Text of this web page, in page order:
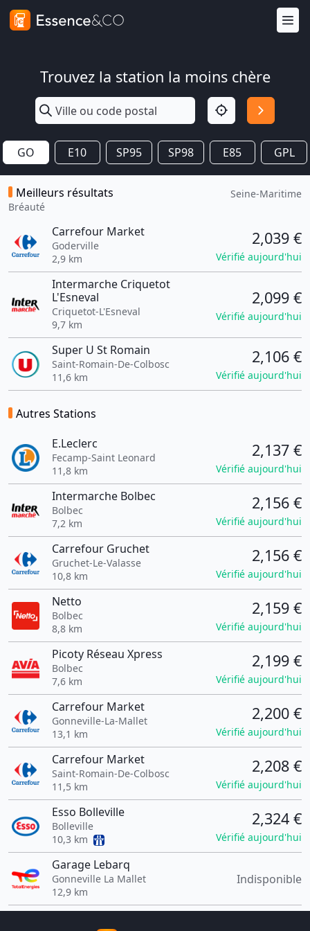
Trouvez la station la moins chère
GO E10 SP95 SP98 E85 GPL
Meilleurs résultats
Bréauté
Seine-Maritime
Carrefour Market
Goderville
2,9 km
2,039 €
Vérifié aujourd'hui
Intermarche Criquetot
L'Esneval
Criquetot-L'Esneval
9,7 km
2,099 €
Vérifié aujourd'hui
Super U St Romain
Saint-Romain-De-Colbosc
11,6 km
2,106 €
Vérifié aujourd'hui
Autres Stations
E.Leclerc
Fecamp-Saint Leonard
11,8 km
2,137 €
Vérifié aujourd'hui
Intermarche Bolbec
Bolbec
7,2 km
2,156 €
Vérifié aujourd'hui
Carrefour Gruchet
Gruchet-Le-Valasse
10,8 km
2,156 €
Vérifié aujourd'hui
Netto
Bolbec
8,8 km
2,159 €
Vérifié aujourd'hui
Picoty Réseau Xpress
Bolbec
7,6 km
2,199 €
Vérifié aujourd'hui
Carrefour Market
Gonneville-La-Mallet
13,1 km
2,200 €
Vérifié aujourd'hui
Carrefour Market
Saint-Romain-De-Colbosc
11,5 km
2,208 €
Vérifié aujourd'hui
Esso Bolleville
Bolleville
10,3 km
2,324 €
Vérifié aujourd'hui
Garage Lebarq
Gonneville La Mallet
12,9 km
Indisponible